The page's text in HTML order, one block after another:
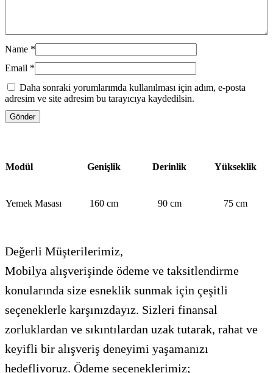
Name *
Email *
Daha sonraki yorumlarımda kullanılması için adım, e-posta
adresim ve site adresim bu tarayıcıya kaydedilsin.
Modül Genişlik Derinlik Yükseklik
Yemek Masası 160 cm 90 cm 75 cm
Değerli Müşterilerimiz,
Mobilya alışverişinde ödeme ve taksitlendirme
konularında size esneklik sunmak için çeşitli
seçeneklerle karşınızdayız. Sizleri finansal
zorluklardan ve sıkıntılardan uzak tutarak, rahat ve
keyifli bir alışveriş deneyimi yaşamanızı
hedefliyoruz. Ödeme seçeneklerimiz;